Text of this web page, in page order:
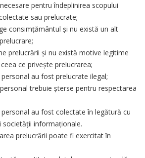
pentru îndeplinirea scopului
sau prelucrate;
consimțământul și nu există un alt
prelucrării și nu există motive legitime
ce privește prelucrarea;
au fost prelucrate ilegal;
trebuie şterse pentru respectarea
au fost colectate în legătură cu
societății informaționale.
prelucrării poate fi exercitat în